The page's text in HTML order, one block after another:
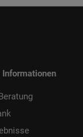
Informationen